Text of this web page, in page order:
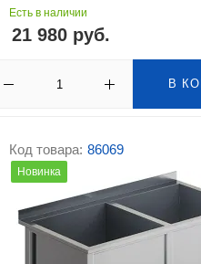
Есть в наличии
21 980 руб.
В
Код товара: 86069
Новинка